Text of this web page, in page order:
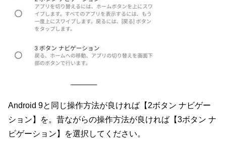
Android 9と同じ操作方法が良ければ【2ボタン ナビゲー
ション】を。昔ながらの操作方法が良ければ【3ボタン ナ
ビゲーション】を選択してください。